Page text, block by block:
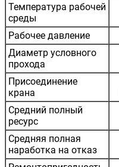
Температура рабочей
среды
Рабочее давление
Диаметр условного
прохода
Присоединение
крана
Средний полный
ресурс
Средняя полная
наработка на отказ